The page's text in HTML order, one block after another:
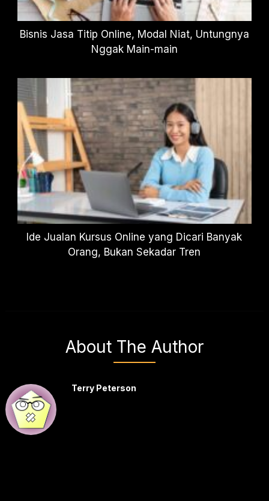
Bisnis Jasa Titip Online, Modal Niat, Untungnya
Nggak Main-main
Ide Jualan Kursus Online yang Dicari Banyak
Orang, Bukan Sekadar Tren
About The Author
Terry Peterson